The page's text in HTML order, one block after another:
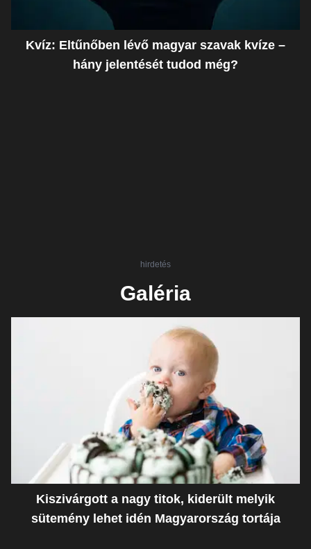
Kvíz: Eltűnőben lévő magyar szavak kvíze –
hány jelentését tudod még?
hirdetés
Galéria
Kiszivárgott a nagy titok, kiderült melyik
sütemény lehet idén Magyarország tortája